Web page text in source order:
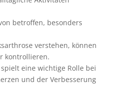
betroffen, besonders
verstehen, können
kontrollieren.
eine wichtige Rolle bei
und der Verbesserung